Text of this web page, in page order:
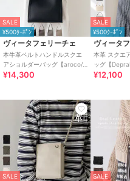
SALE
¥500ｸｰﾎﾟﾝ
ヴィータフェリーチェ
本牛革ベルトハンドルスクエ
アショルダーバッグ【aroco/
アロコ】
¥14,300
SALE
¥500ｸｰﾎﾟﾝ
ヴィータ
本革 スクエ
ッグ【
¥12,100
SALE
SALE